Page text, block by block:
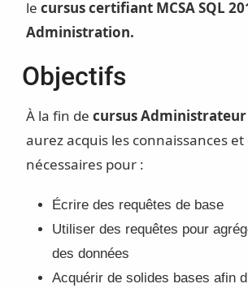
le cursus certifiant MCSA SQL
Administration.
Objectifs
À la fin de cursus Administrateur
aurez acquis les connaissances
nécessaires pour :
Écrire des requêtes de base
Utiliser des requêtes pour
des données
Acquérir de solides bases afin